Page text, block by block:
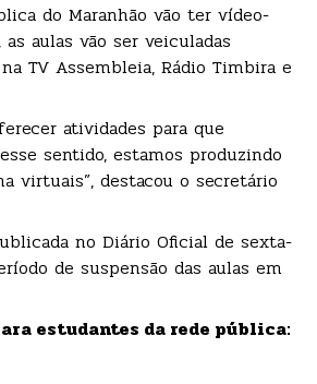
do Maranhão vão ter vídeo-
aulas vão ser veiculadas
TV Assembleia, Rádio Timbira e
atividades para que
sentido, estamos produzindo
virtuais”, destacou o secretário
no Diário Oficial de sexta-
de suspensão das aulas em
estudantes da rede pública: